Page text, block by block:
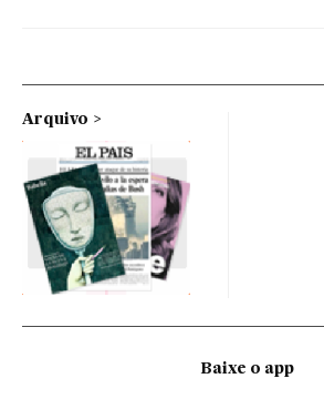
Arquivo
Baixe o app